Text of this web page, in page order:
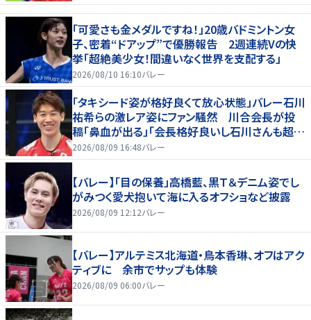
「可愛さも金メダルですね！」20歳バドミントン女
子、密着“ドアップ”で優勝報告 2週連続Vの快
挙「超絶美少女！間違いなく世界を支配する」
2026/08/10 16:10バレー
「タキシード姿が格好良くて放心状態」バレー石川
祐希らの激レア姿にファン騒然 川合会長が投
稿「鼻血が出る」「会長格好良いし石川さんも超格
好いい」
2026/08/09 16:48バレー
【バレー】「目の保養」高橋藍、黒Ｔ＆デニム姿でし
がみつく愛犬抱いて海に入るオフショなど披露
2026/08/09 12:12バレー
【バレー】アルテミス北海道・鳥本香琳、オフはアク
ティブに 余市でサップも体験
2026/08/09 06:00バレー